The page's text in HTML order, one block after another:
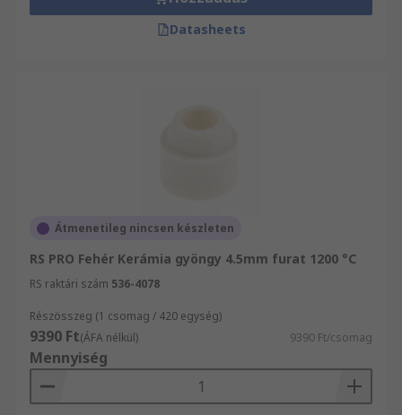
Datasheets
Átmenetileg nincsen készleten
RS PRO Fehér Kerámia gyöngy 4.5mm furat 1200 °C
RS raktári szám 536-4078
Részösszeg (1 csomag / 420 egység)
9390 Ft(ÁFA nélkül) 9390 Ft/csomag
Mennyiség